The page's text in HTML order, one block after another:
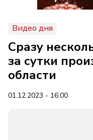
Видео дня
Сразу
за сутки
области
01.12.2023 - 16:00